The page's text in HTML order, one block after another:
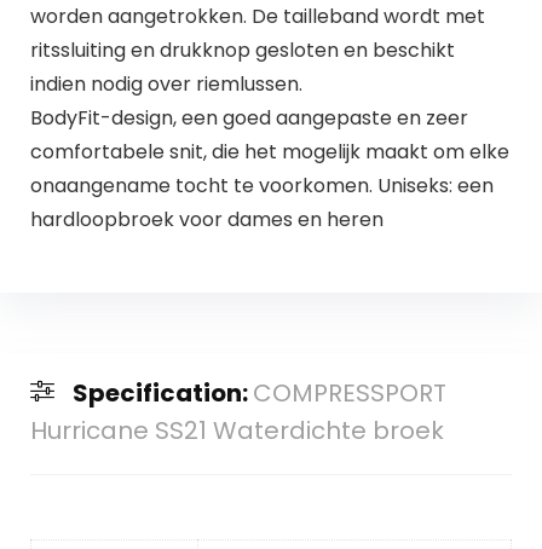
worden aangetrokken. De tailleband wordt met
ritssluiting en drukknop gesloten en beschikt
indien nodig over riemlussen.
BodyFit-design, een goed aangepaste en zeer
comfortabele snit, die het mogelijk maakt om elke
onaangename tocht te voorkomen. Uniseks: een
hardloopbroek voor dames en heren
Specification:COMPRESSPORT
Hurricane SS21 Waterdichte broek